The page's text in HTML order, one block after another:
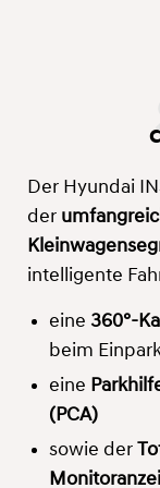
Der Hyundai
der
intelligente
eine 360°-
beim
eine
(PCA)
sowie der